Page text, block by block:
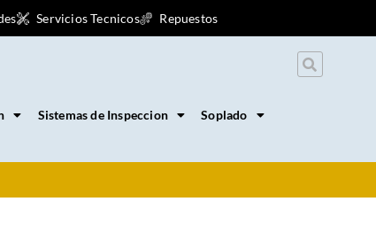
Servicios Tecnicos Repuestos
Sistemas de Inspeccion Soplado